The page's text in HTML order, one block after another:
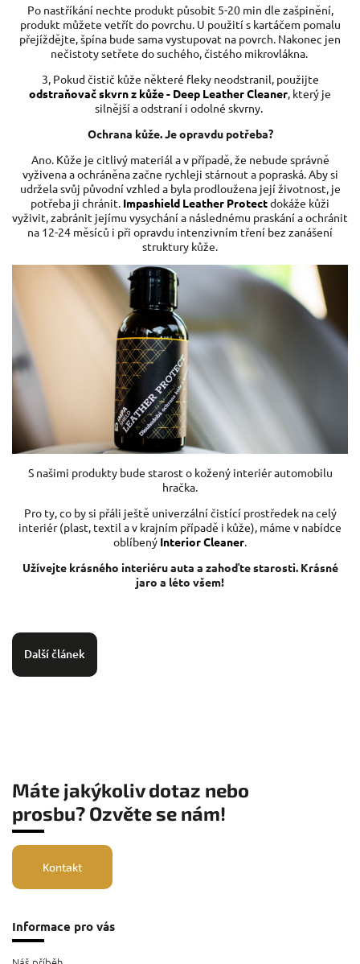
Po nastříkání nechte produkt působit 5-20 min dle zašpinění,
produkt můžete vetřít do povrchu. U použití s kartáčem pomalu
přejíždějte, špína bude sama vystupovat na povrch. Nakonec jen
nečistoty setřete do suchého, čistého mikrovlákna.
3, Pokud čistič kůže některé fleky neodstranil, použijte
odstraňovač skvrn z kůže - Deep Leather Cleaner, který je
silnější a odstraní i odolné skvrny.
Ochrana kůže. Je opravdu potřeba?
Ano. Kůže je citlivý materiál a v případě, že nebude správně
vyživena a ochráněna začne rychleji stárnout a popraská. Aby si
udržela svůj původní vzhled a byla prodloužena její životnost, je
potřeba ji chránit. Impashield Leather Protectdokáže kůži
vyživit, zabránit jejímu vysychání a následnému praskání a ochránit
na 12-24 měsíců i při opravdu intenzivním tření bez zanášení
struktury kůže.
S našimi produkty bude starost o kožený interiér automobilu
hračka.
Pro ty, co by si přáli ještě univerzální čistící prostředek na celý
interiér (plast, textil a v krajním případě i kůže), máme v nabídce
oblíbený Interior Cleaner.
Užívejte krásného interiéru auta a zahoďte starosti. Krásné
jaro a léto všem!
Další článek
Máte jakýkoliv dotaz nebo
prosbu? Ozvěte se nám!
Kontakt
Informace pro vás